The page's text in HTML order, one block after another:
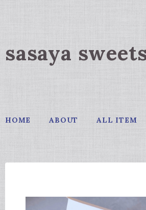
sasaya
HOME ABOUT ALL ITEM